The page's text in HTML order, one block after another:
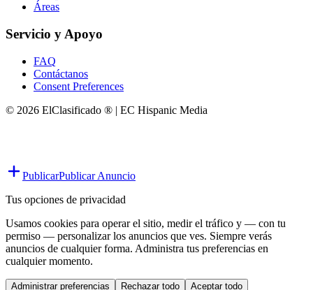
Áreas
Servicio y Apoyo
FAQ
Contáctanos
Consent Preferences
© 2026 ElClasificado ® | EC Hispanic Media
PublicarPublicar Anuncio
Tus opciones de privacidad
Usamos cookies para operar el sitio, medir el tráfico y — con tu
permiso — personalizar los anuncios que ves. Siempre verás
anuncios de cualquier forma. Administra tus preferencias en
cualquier momento.
Administrar preferencias Rechazar todo Aceptar todo